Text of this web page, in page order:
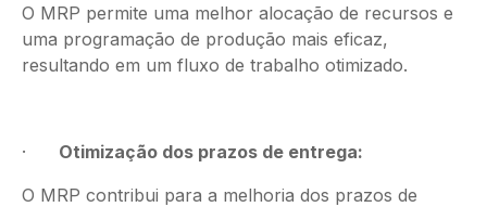
O MRP permite uma melhor alocação de recursos e
uma programação de produção mais eficaz,
resultando em um fluxo de trabalho otimizado.
· Otimização dos prazos de entrega:
O MRP contribui para a melhoria dos prazos de